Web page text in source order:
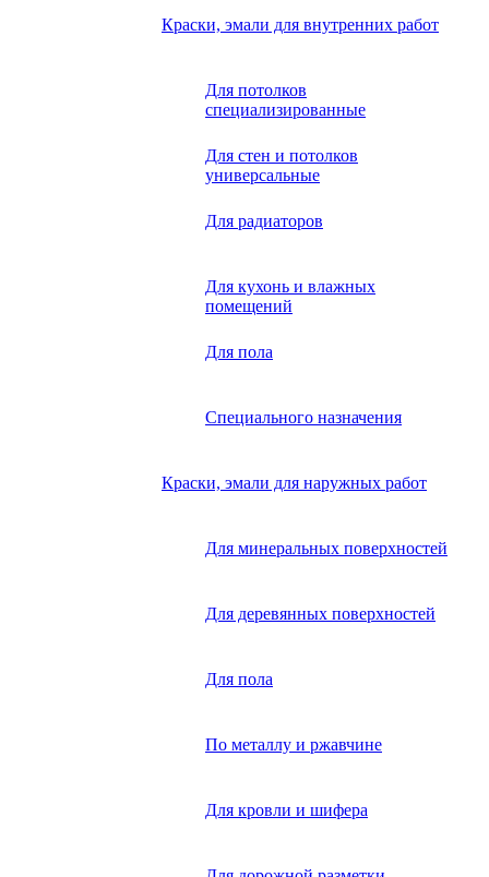
Краски, эмали для внутренних работ
Для потолков
специализированные
Для стен и потолков
универсальные
Для радиаторов
Для кухонь и влажных
помещений
Для пола
Специального назначения
Краски, эмали для наружных работ
Для минеральных поверхностей
Для деревянных поверхностей
Для пола
По металлу и ржавчине
Для кровли и шифера